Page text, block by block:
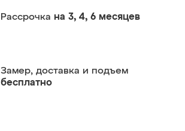
Рассрочка на 3, 4, 6 месяцев
Замер, доставка и подъем
бесплатно